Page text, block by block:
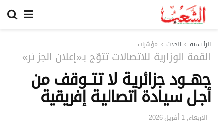
الرئيسية الحدث مؤشرات
القمة الوزارية للاتصالات تتوّج بـ«إعلان الجزائر»
جهـــود جزائريـة لا تتـــوقف من
أجـل سيـادة اتصاليـة إفريقية
الأربعاء, 1 أفريل 2026